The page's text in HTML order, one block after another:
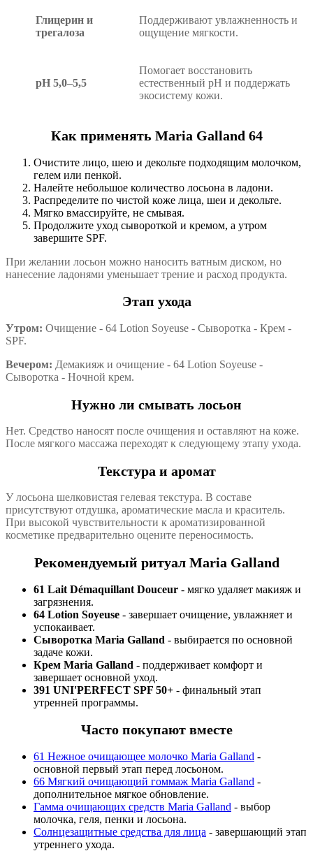
Глицерин и
трегалоза
Поддерживают увлажненность и
ощущение мягкости.
pH 5,0–5,5
Помогает восстановить
естественный pH и поддержать
экосистему кожи.
Как применять Maria Galland 64
Очистите лицо, шею и декольте подходящим молочком,
гелем или пенкой.
Налейте небольшое количество лосьона в ладони.
Распределите по чистой коже лица, шеи и декольте.
Мягко вмассируйте, не смывая.
Продолжите уход сывороткой и кремом, а утром
завершите SPF.
При желании лосьон можно наносить ватным диском, но
нанесение ладонями уменьшает трение и расход продукта.
Этап ухода
Утром: Очищение - 64 Lotion Soyeuse - Сыворотка - Крем -
SPF.
Вечером: Демакияж и очищение - 64 Lotion Soyeuse -
Сыворотка - Ночной крем.
Нужно ли смывать лосьон
Нет. Средство наносят после очищения и оставляют на коже.
После мягкого массажа переходят к следующему этапу ухода.
Текстура и аромат
У лосьона шелковистая гелевая текстура. В составе
присутствуют отдушка, ароматические масла и краситель.
При высокой чувствительности к ароматизированной
косметике предварительно оцените переносимость.
Рекомендуемый ритуал Maria Galland
61 Lait Démaquillant Douceur - мягко удаляет макияж и
загрязнения.
64 Lotion Soyeuse - завершает очищение, увлажняет и
успокаивает.
Сыворотка Maria Galland - выбирается по основной
задаче кожи.
Крем Maria Galland - поддерживает комфорт и
завершает основной уход.
391 UNI'PERFECT SPF 50+ - финальный этап
утренней программы.
Часто покупают вместе
61 Нежное очищающее молочко Maria Galland -
основной первый этап перед лосьоном.
66 Мягкий очищающий гоммаж Maria Galland -
дополнительное мягкое обновление.
Гамма очищающих средств Maria Galland - выбор
молочка, геля, пенки и лосьона.
Солнцезащитные средства для лица - завершающий этап
утреннего ухода.